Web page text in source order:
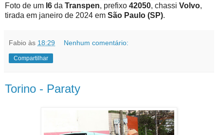
Foto de um I6 da Transpen, prefixo 42050, chassi Volvo,
tirada em janeiro de 2024 em São Paulo (SP).
Fabio às 18:29 Nenhum comentário:
Compartilhar
Torino - Paraty